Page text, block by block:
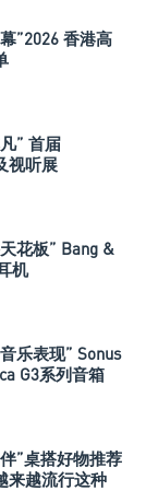
”2026 香港高
” 首届
视听展
花板” Bang &
机
乐表现” Sonus
G3系列音箱
”桌搭好物推荐
来越流行这种